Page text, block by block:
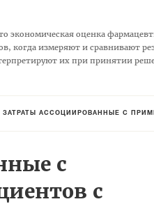
экономическая оценка
когда измеряют и сравнивают
их при принятии
ЗАТРАТЫ АССОЦИИРОВАННЫЕ С
с
с